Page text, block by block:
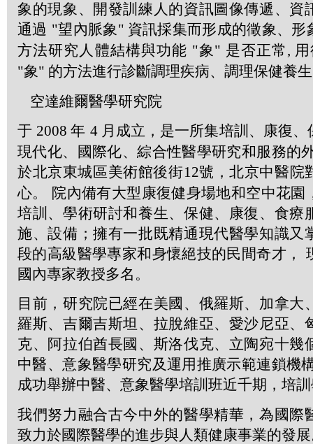
象的現象、開發訓練人的資訊圖像傳遞、資
通過 "望內脈象 " 資訊採集而形成的徵象、形
方法研究人體結構與功能 "象 " 是否正常 ,
"象" 的方法進行診斷調理疾病、調理保健養
空達維爾醫學研究院
于 2008年 4 月成立，是一所集培訓、康復
現代化、國際化、綜合性醫學研究和服務的
於北京東城區美術館後街12號，北京中醫院
心。 院內備有大型康復健身場地和空中花園
培訓、學術研討和養生、保健、康復、食療
施、設備；擁有一批既精通現代醫學知識又
段的高級醫學專家和身懷絕技的民間奇才，
國內專家教授多名。
目前，研究院已經在美國、俄羅斯、加拿大
羅斯、吉爾吉斯坦、拉脫維亞、愛沙尼亞、
克、阿拉伯酋長國、斯洛伐克、立陶宛十幾
中醫、意象醫學研究及運用推廣示範連鎖機
成功舉辦中醫、意象醫學培訓班近千期，培
我們努力融合古今中外的醫學精華，為國際
致力於國際醫學的進步與人類健康事業的發